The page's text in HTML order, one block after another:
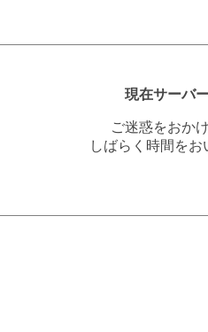
現在サーバ
ご迷惑をおか
しばらく時間を